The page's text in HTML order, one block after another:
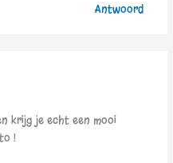
Antwoord
krijg je echt een mooi
!